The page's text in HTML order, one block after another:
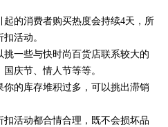
的消费者购买热度会持续4天，所
活动。
一些与快时尚百货店联系较大的
庆节、情人节等等。
的库存堆积过多，可以挑出滞销
活动都合情合理，既不会损坏品